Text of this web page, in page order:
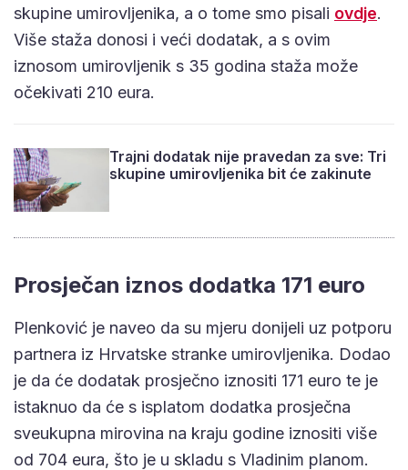
skupine umirovljenika, a o tome smo pisali ovdje.
Više staža donosi i veći dodatak, a s ovim
iznosom umirovljenik s 35 godina staža može
očekivati 210 eura.
Trajni dodatak nije pravedan za sve: Tri
skupine umirovljenika bit će zakinute
Prosječan iznos dodatka 171 euro
Plenković je naveo da su mjeru donijeli uz potporu
partnera iz Hrvatske stranke umirovljenika. Dodao
je da će dodatak prosječno iznositi 171 euro te je
istaknuo da će s isplatom dodatka prosječna
sveukupna mirovina na kraju godine iznositi više
od 704 eura, što je u skladu s Vladinim planom.